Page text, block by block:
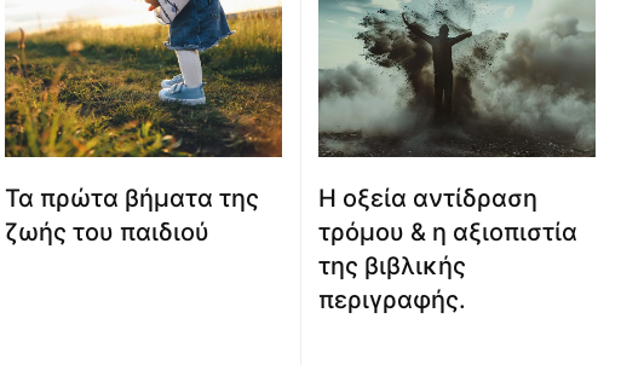
Τα πρώτα βήματα της
ζωής του παιδιού
Η οξεία αντίδραση
τρόμου & η αξιοπιστία
της βιβλικής
περιγραφής.